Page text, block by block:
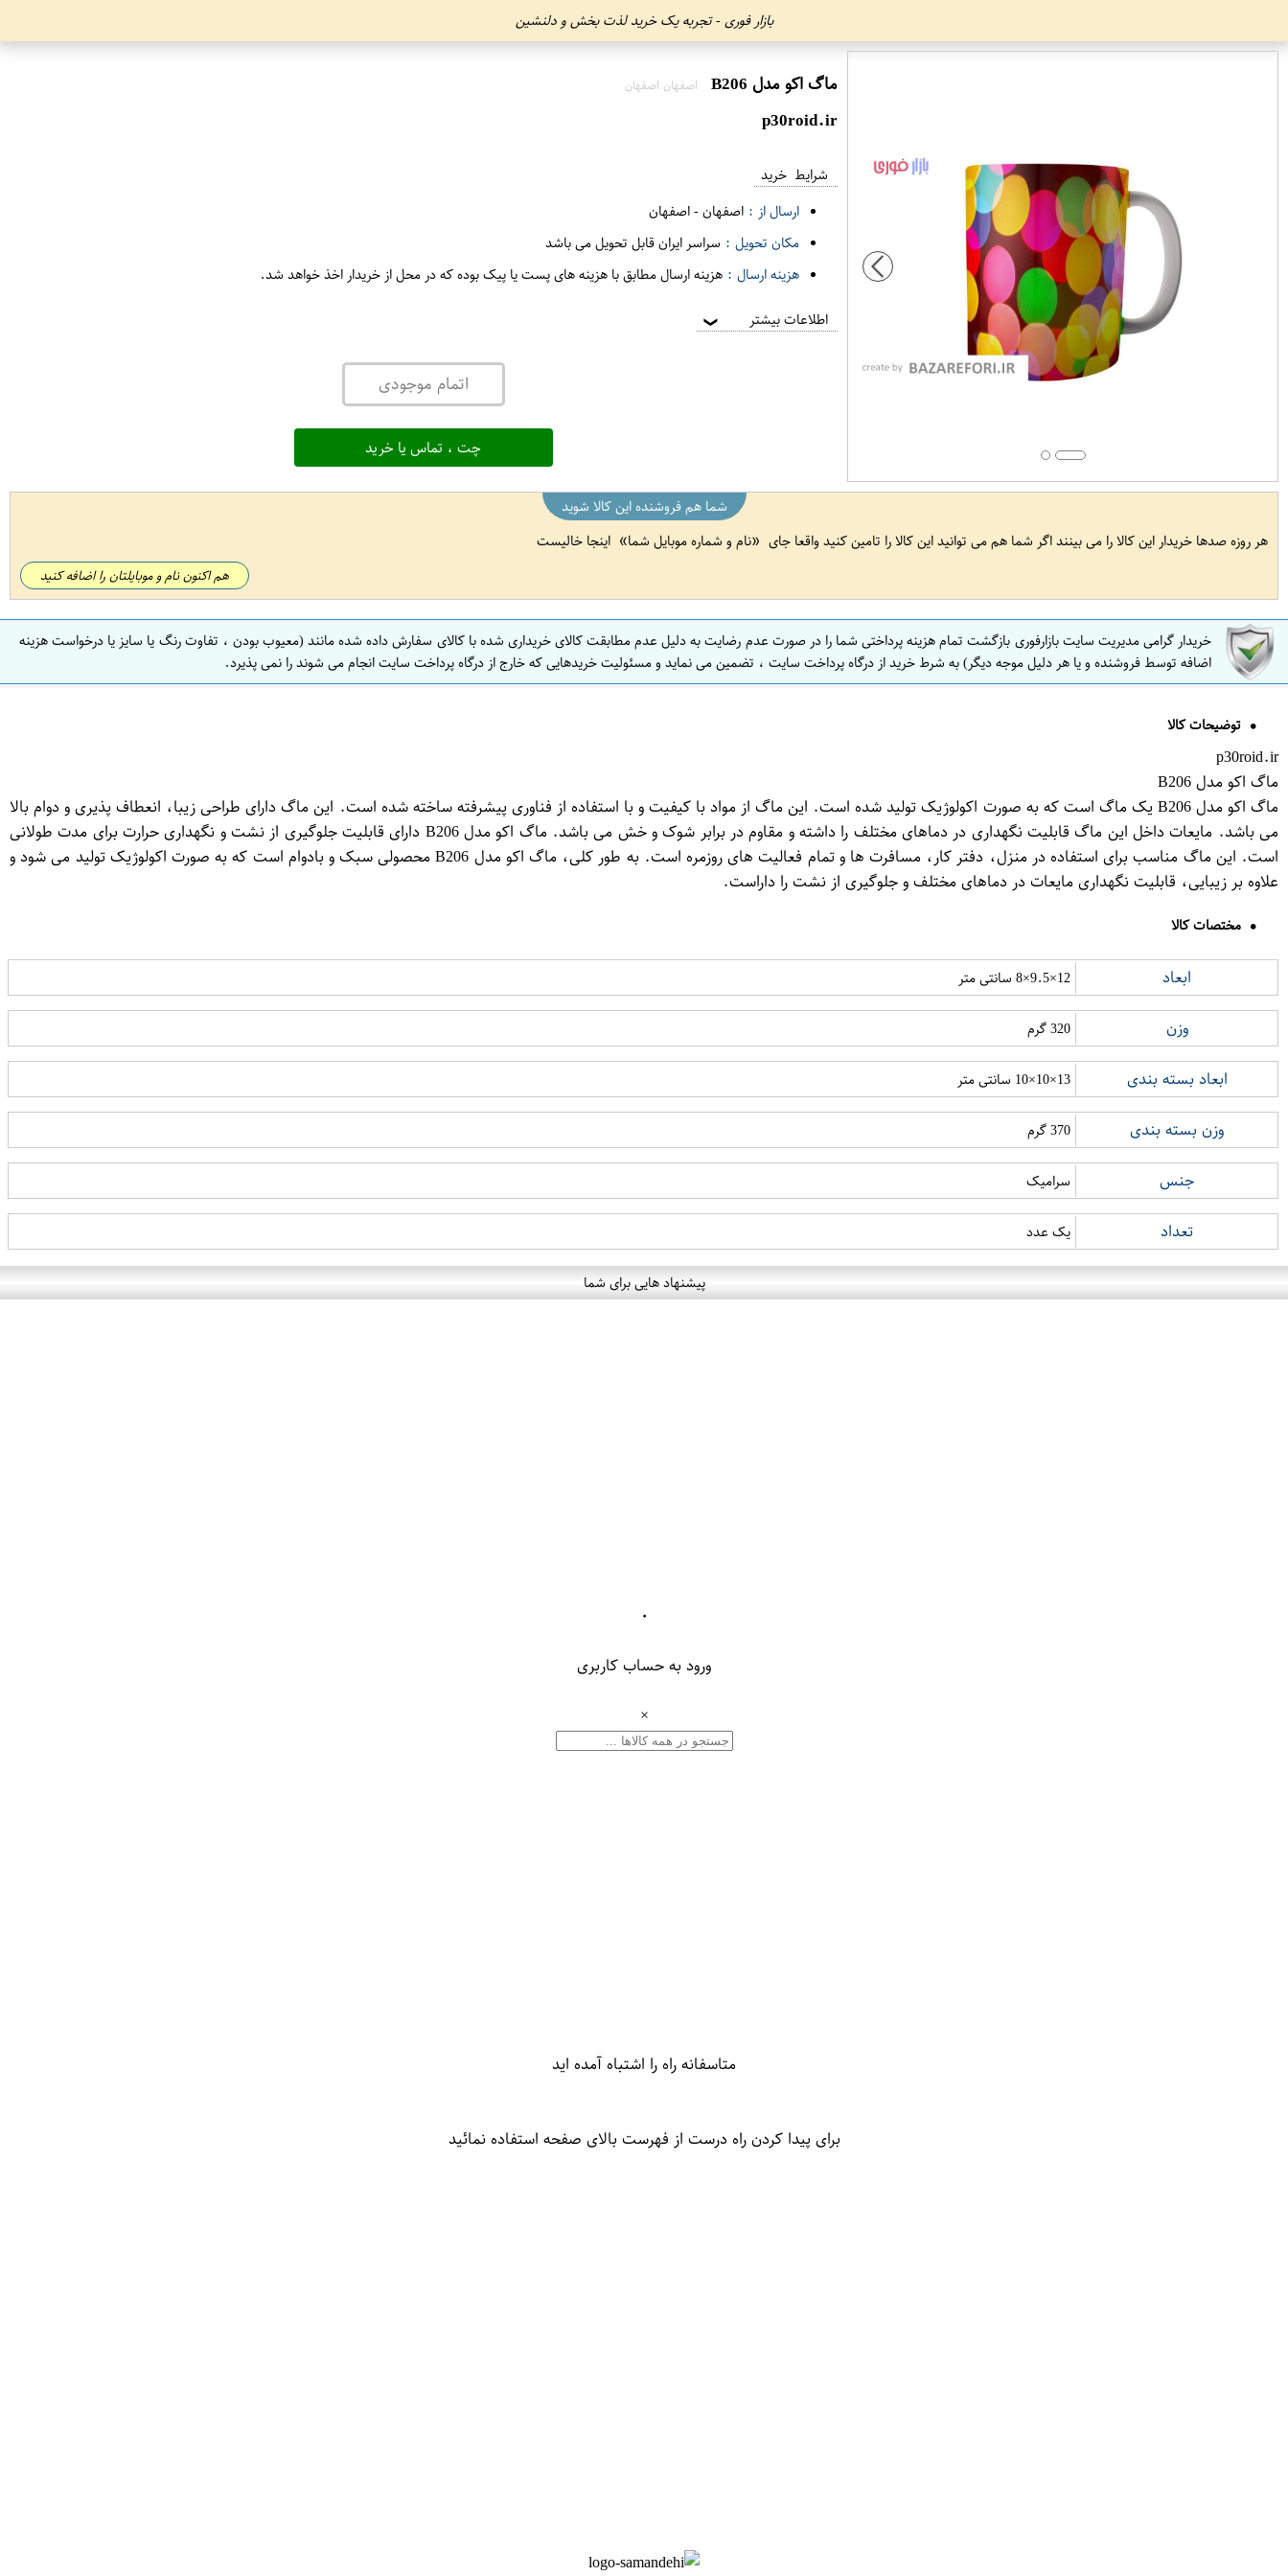
بازار فوری - تجربه یک خرید لذت بخش و دلنشین
ماگ اکو مدل B206 اصفهان اصفهان
p30roid.ir
شرایط خرید
ارسال از : اصفهان-اصفهان
مکان تحویل : سراسر ایران قابل تحویل می باشد
هزینه ارسال : هزینه ارسال مطابق با هزینه های پست یا پیک بوده که در محل از خریدار اخذ خواهد شد.
اطلاعات بیشتر ❯
اتمام موجودی
چت ، تماس یا خرید
شما هم فروشنده این کالا شوید
هر روزه صدها خریدار این کالا را می بینند اگر شما هم می توانید این کالا را تامین کنید واقعا جای
نام و شماره موبایل شما اینجا خالیست
هم اکنون نام و موبایلتان را اضافه کنید
خریدار گرامی مدیریت سایت بازارفوری بازگشت تمام هزینه پرداختی شما را در صورت عدم رضایت به دلیل عدم مطابقت کالای خریداری شده با کالای سفارش داده شده مانند (معیوب بودن ، تفاوت رنگ یا سایز یا درخواست هزینه
اضافه توسط فروشنده و یا هر دلیل موجه دیگر) به شرط خرید از درگاه پرداخت سایت ، تضمین می نماید و مسئولیت خریدهایی که خارج از درگاه پرداخت سایت انجام می شوند را نمی پذیرد.
توضیحات کالا
p30roid.ir
ماگ اکو مدل B206
ماگ اکو مدل B206 یک ماگ است که به صورت اکولوژیک تولید شده است. این ماگ از مواد با کیفیت و با استفاده از فناوری پیشرفته ساخته شده است. این ماگ دارای طراحی زیبا، انعطاف پذیری و دوام بالا
می باشد. مایعات داخل این ماگ قابلیت نگهداری در دماهای مختلف را داشته و مقاوم در برابر شوک و خش می باشد. ماگ اکو مدل B206 دارای قابلیت جلوگیری از نشت و نگهداری حرارت برای مدت طولانی
است. این ماگ مناسب برای استفاده در منزل، دفتر کار، مسافرت ها و تمام فعالیت های روزمره است. به طور کلی، ماگ اکو مدل B206 محصولی سبک و بادوام است که به صورت اکولوژیک تولید می شود و
علاوه بر زیبایی، قابلیت نگهداری مایعات در دماهای مختلف و جلوگیری از نشت را داراست.
مختصات کالا
ابعاد 12×9.5×8 سانتی متر
وزن 320 گرم
ابعاد بسته بندی 13×10×10 سانتی متر
وزن بسته بندی 370 گرم
جنس سرامیک
تعداد یک عدد
پیشنهاد هایی برای شما
۰
ورود به حساب کاربری
×
متاسفانه راه را اشتباه آمده اید
برای پیدا کردن راه درست از فهرست بالای صفحه استفاده نمائید